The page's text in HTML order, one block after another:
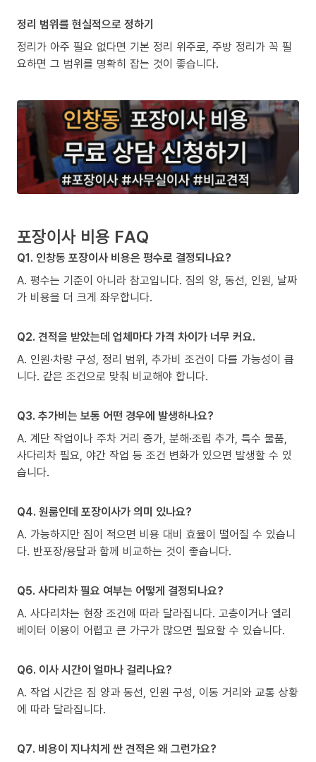
정리 범위를 현실적으로 정하기
정리가 아주 필요 없다면 기본 정리 위주로, 주방 정리가 꼭 필
요하면 그 범위를 명확히 잡는 것이 좋습니다.
포장이사 비용 FAQ
Q1. 인창동 포장이사 비용은 평수로 결정되나요?
A. 평수는 기준이 아니라 참고입니다. 짐의 양, 동선, 인원, 날짜
가 비용을 더 크게 좌우합니다.
Q2. 견적을 받았는데 업체마다 가격 차이가 너무 커요.
A. 인원·차량 구성, 정리 범위, 추가비 조건이 다를 가능성이 큽
니다. 같은 조건으로 맞춰 비교해야 합니다.
Q3. 추가비는 보통 어떤 경우에 발생하나요?
A. 계단 작업이나 주차 거리 증가, 분해·조립 추가, 특수 물품,
사다리차 필요, 야간 작업 등 조건 변화가 있으면 발생할 수 있
습니다.
Q4. 원룸인데 포장이사가 의미 있나요?
A. 가능하지만 짐이 적으면 비용 대비 효율이 떨어질 수 있습니
다. 반포장/용달과 함께 비교하는 것이 좋습니다.
Q5. 사다리차 필요 여부는 어떻게 결정되나요?
A. 사다리차는 현장 조건에 따라 달라집니다. 고층이거나 엘리
베이터 이용이 어렵고 큰 가구가 많으면 필요할 수 있습니다.
Q6. 이사 시간이 얼마나 걸리나요?
A. 작업 시간은 짐 양과 동선, 인원 구성, 이동 거리와 교통 상황
에 따라 달라집니다.
Q7. 비용이 지나치게 싼 견적은 왜 그런가요?